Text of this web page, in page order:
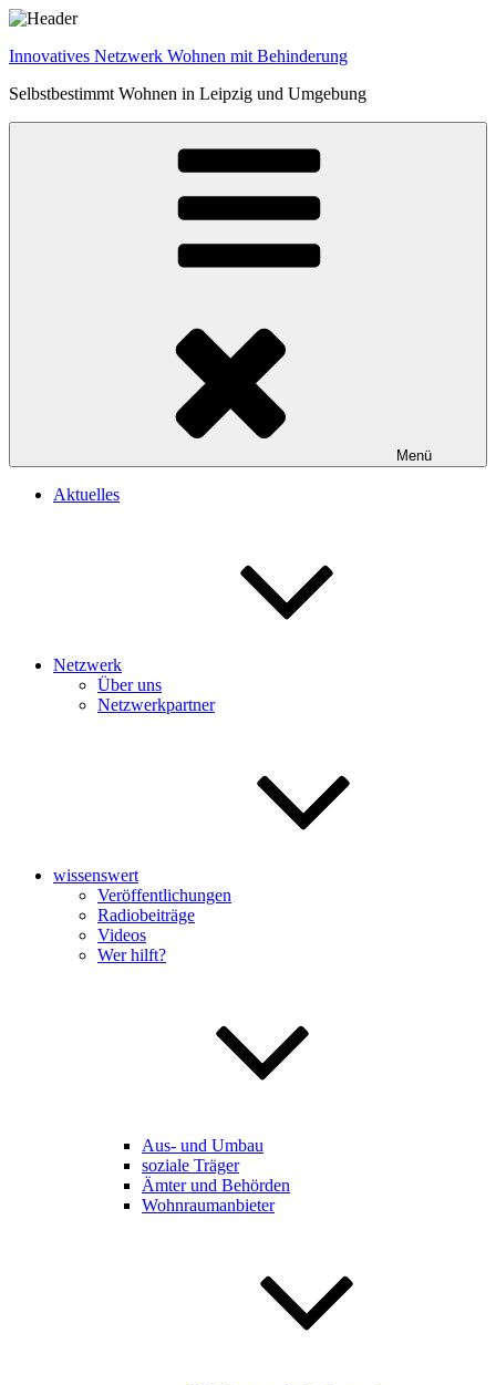
Zum
springen
Innovatives Netzwerk Wohnen mit Behinderung
Selbstbestimmt Wohnen in Leipzig und Umgebung
Menü
Aktuelles
Netzwerk
Über uns
Netzwerkpartner
wissenswert
Veröffentlichungen
Radiobeiträge
Videos
Wer hilft?
Aus- und Umbau
soziale Träger
Ämter und Behörden
Wohnraumanbieter